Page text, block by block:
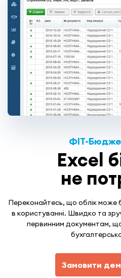
ФІТ-
Excel
не
Переконайтесь, що облік може
в користуванні. Швидко та
первинним документам,
Замовити